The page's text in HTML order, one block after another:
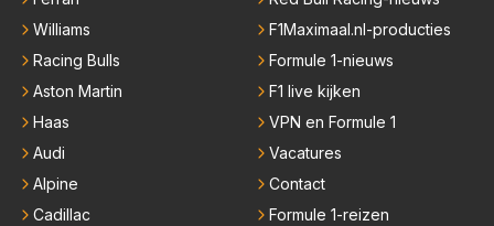
Williams
Racing Bulls
Aston Martin
Haas
Audi
Alpine
Cadillac
F1Maximaal.nl-producties
Formule 1-nieuws
F1 live kijken
VPN en Formule 1
Vacatures
Contact
Formule 1-reizen